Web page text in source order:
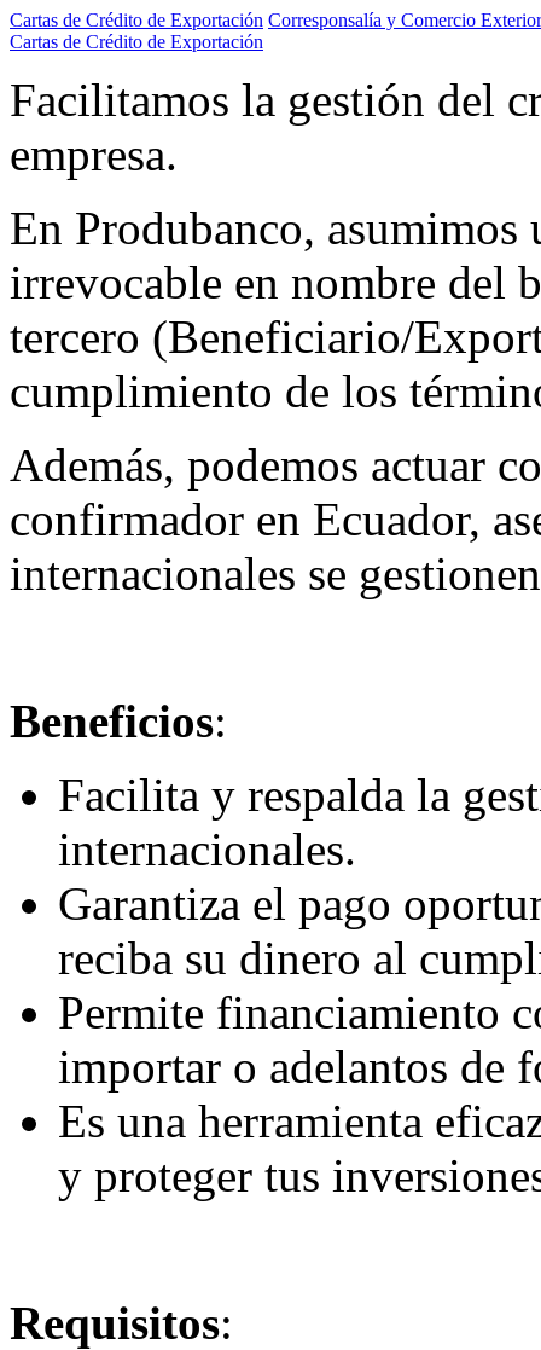
Cartas de Crédito de Exportación Corresponsalía y Comercio Exterior
Cartas de Crédito de Exportación
Facilitamos la gestión del
empresa.
En Produbanco,
irrevocable en nombre del
tercero (Beneficiario/
cumplimiento de los
Además, podemos actuar
confirmador en Ecuador,
internacionales se
Beneficios:
Facilita y respalda la
internacionales.
Garantiza el pago
reciba su dinero al
Permite financiamiento
importar o adelantos de
Es una herramienta
y proteger tus
Requisitos: